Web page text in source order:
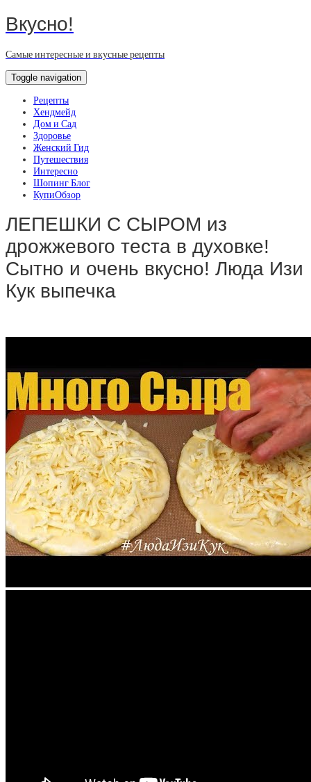
Вкусно!
Самые интересные и вкусные рецепты
Toggle navigation
Рецепты
Хендмейд
Дом и Сад
Здоровье
Женский Гид
Путешествия
Интересно
Шопинг Блог
КупиОбзор
ЛЕПЕШКИ С СЫРОМ из
дрожжевого теста в духовке!
Сытно и очень вкусно! Люда Изи
Кук выпечка